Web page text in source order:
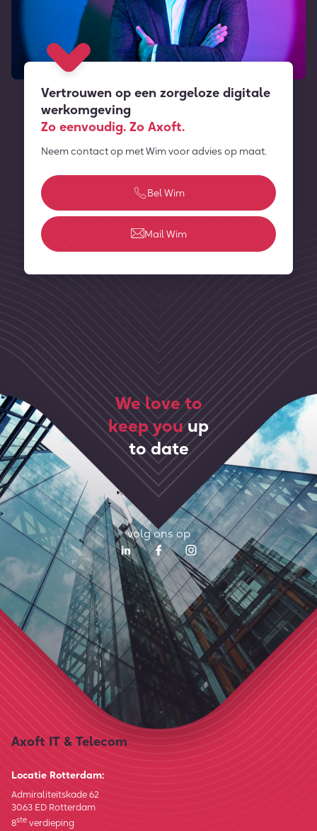
Vertrouwen op een zorgeloze digitale
werkomgeving
Zo eenvoudig. Zo Axoft.
Neem contact op met Wim voor advies op maat.
Bel Wim
Mail Wim
We love to
keep youup
to date
volg ons op
Axoft IT & Telecom
Locatie Rotterdam:
Admiraliteitskade 62
3063 ED Rotterdam
8ste verdieping